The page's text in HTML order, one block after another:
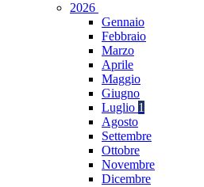
2026
Gennaio
Febbraio
Marzo
Aprile
Maggio
Giugno
Luglio 1
Agosto
Settembre
Ottobre
Novembre
Dicembre